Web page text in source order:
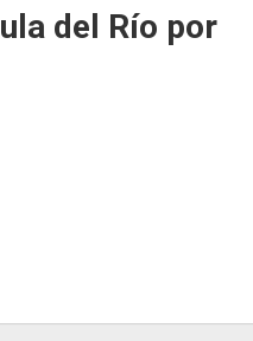
del Río por